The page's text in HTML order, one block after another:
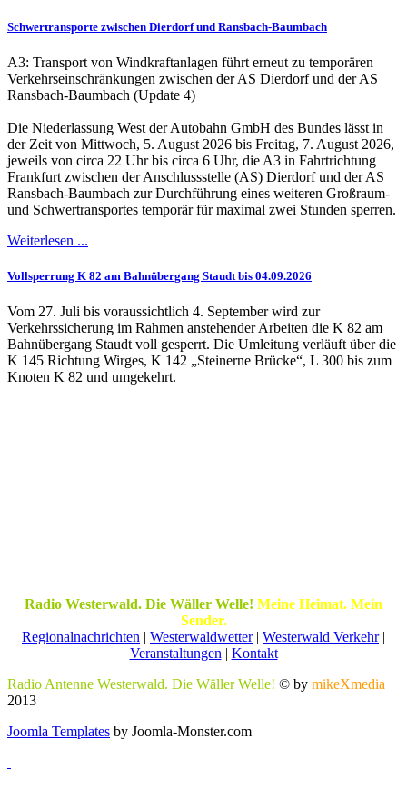
Schwertransporte zwischen Dierdorf und Ransbach-Baumbach
A3: Transport von Windkraftanlagen führt erneut zu temporären
Verkehrseinschränkungen zwischen der AS Dierdorf und der AS
Ransbach-Baumbach (Update 4)
Die Niederlassung West der Autobahn GmbH des Bundes lässt in
der Zeit von Mittwoch, 5. August 2026 bis Freitag, 7. August 2026,
jeweils von circa 22 Uhr bis circa 6 Uhr, die A3 in Fahrtrichtung
Frankfurt zwischen der Anschlussstelle (AS) Dierdorf und der AS
Ransbach-Baumbach zur Durchführung eines weiteren Großraum-
und Schwertransportes temporär für maximal zwei Stunden sperren.
Weiterlesen ...
Vollsperrung K 82 am Bahnübergang Staudt bis 04.09.2026
Vom 27. Juli bis voraussichtlich 4. September wird zur
Verkehrssicherung im Rahmen anstehender Arbeiten die K 82 am
Bahnübergang Staudt voll gesperrt. Die Umleitung verläuft über die
K 145 Richtung Wirges, K 142 „Steinerne Brücke“, L 300 bis zum
Knoten K 82 und umgekehrt.
Radio Westerwald. Die Wäller Welle! Meine Heimat. Mein
Sender.
Regionalnachrichten | Westerwaldwetter| Westerwald Verkehr|
Veranstaltungen | Kontakt
Radio Antenne Westerwald. Die Wäller Welle! © by mikeXmedia
2013
Joomla Templates by Joomla-Monster.com